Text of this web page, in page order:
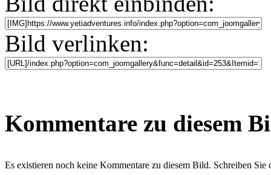
Bild verlinken:
Kommentare zu diesem
Es existieren noch keine Kommentare zu diesem Bild. Schreiben Sie